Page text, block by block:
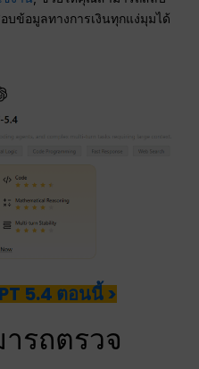
บข้อมูลทางการเงินทุกแง่มุมได้
5.4 ตอนนี้ >
รถตรวจ